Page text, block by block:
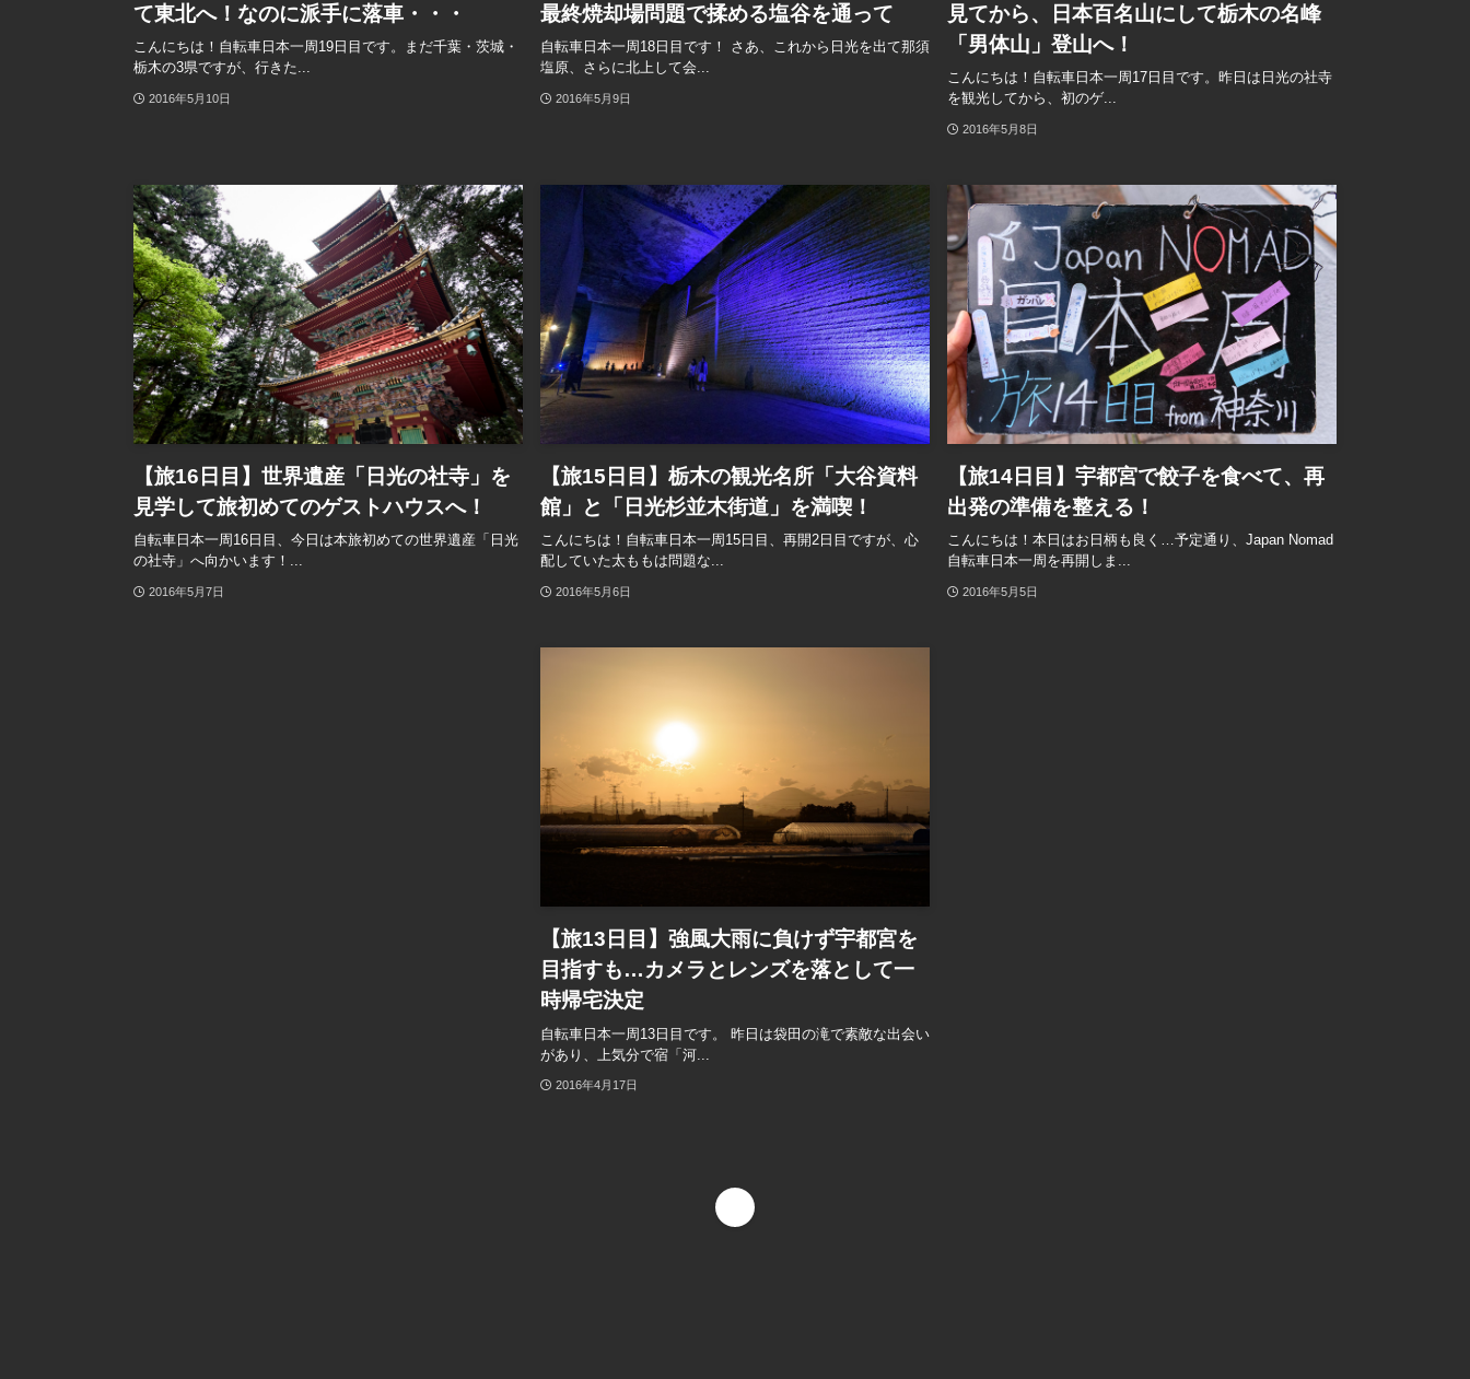
て東北へ！なのに派手に落車・・・
こんにちは！自転車日本一周19日目です。まだ千葉・茨城・
栃木の3県ですが、行きた...
2016年5月10日
最終焼却場問題で揉める塩谷を通って
自転車日本一周18日目です！ さあ、これから日光を出て那須
塩原、さらに北上して会...
2016年5月9日
見てから、日本百名山にして栃木の名峰
「男体山」登山へ！
こんにちは！自転車日本一周17日目です。昨日は日光の社寺
を観光してから、初のゲ...
2016年5月8日
【旅16日目】世界遺産「日光の社寺」を
見学して旅初めてのゲストハウスへ！
自転車日本一周16日目、今日は本旅初めての世界遺産「日光
の社寺」へ向かいます！...
2016年5月7日
【旅15日目】栃木の観光名所「大谷資料
館」と「日光杉並木街道」を満喫！
こんにちは！自転車日本一周15日目、再開2日目ですが、心
配していた太ももは問題な...
2016年5月6日
【旅14日目】宇都宮で餃子を食べて、再
出発の準備を整える！
こんにちは！本日はお日柄も良く…予定通り、Japan Nomad
自転車日本一周を再開しま...
2016年5月5日
【旅13日目】強風大雨に負けず宇都宮を
目指すも…カメラとレンズを落として一
時帰宅決定
自転車日本一周13日目です。 昨日は袋田の滝で素敵な出会い
があり、上気分で宿「河...
2016年4月17日